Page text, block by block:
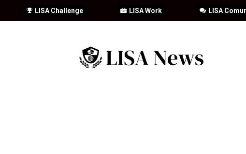
LISA
LISA Work
LISA Challenge